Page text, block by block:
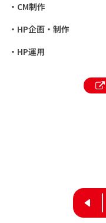
・CM制作
・HP企画・制作
・HP運用